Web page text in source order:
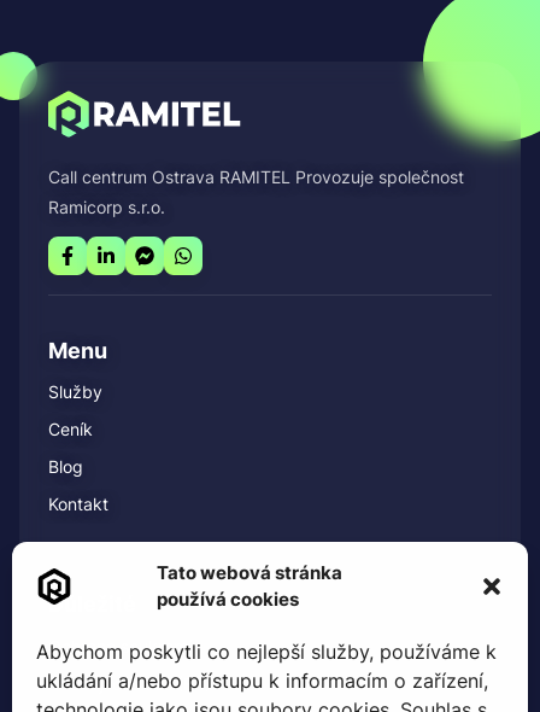
Tato webová stránka
používá cookies
Abychom poskytli co nejlepší služby, používáme k
ukládání a/nebo přístupu k informacím o zařízení,
Call centrum Ostrava RAMITEL Provozuje společnost
Ramicorp s.r.o.
Menu
Služby
Ceník
Blog
Kontakt
Důležité
Ochrana soukromí
Zásady cookies (EU)